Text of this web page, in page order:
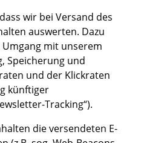
wir bei Versand des
auswerten. Dazu
mit unserem
Speicherung und
und der Klickraten
künftiger
Tracking“).
die versendeten E-